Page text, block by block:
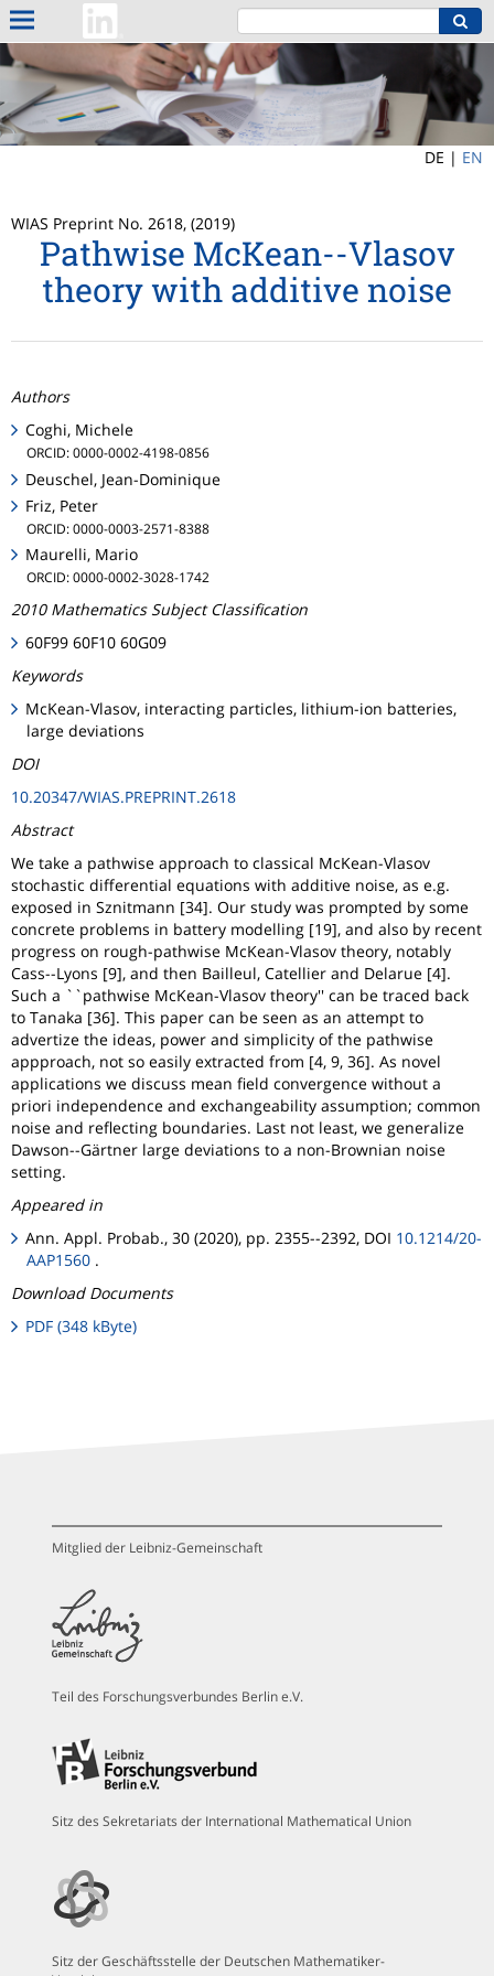
DE | EN
WIAS Preprint No. 2618, (2019)
Pathwise McKean--Vlasov
theory with additive noise
Authors
Coghi, Michele
ORCID: 0000-0002-4198-0856
Deuschel, Jean-Dominique
Friz, Peter
ORCID: 0000-0003-2571-8388
Maurelli, Mario
ORCID: 0000-0002-3028-1742
2010 Mathematics Subject Classification
60F99 60F10 60G09
Keywords
McKean-Vlasov, interacting particles, lithium-ion batteries,
large deviations
DOI
10.20347/WIAS.PREPRINT.2618
Abstract
We take a pathwise approach to classical McKean-Vlasov
stochastic differential equations with additive noise, as e.g.
exposed in Sznitmann [34]. Our study was prompted by some
concrete problems in battery modelling [19], and also by recent
progress on rough-pathwise McKean-Vlasov theory, notably
Cass--Lyons [9], and then Bailleul, Catellier and Delarue [4].
Such a ``pathwise McKean-Vlasov theory'' can be traced back
to Tanaka [36]. This paper can be seen as an attempt to
advertize the ideas, power and simplicity of the pathwise
appproach, not so easily extracted from [4, 9, 36]. As novel
applications we discuss mean field convergence without a
priori independence and exchangeability assumption; common
noise and reflecting boundaries. Last not least, we generalize
Dawson--Gärtner large deviations to a non-Brownian noise
setting.
Appeared in
Ann. Appl. Probab., 30 (2020), pp. 2355--2392, DOI 10.1214/20-
AAP1560 .
Download Documents
PDF (348 kByte)
Mitglied der Leibniz-Gemeinschaft
Teil des Forschungsverbundes Berlin e.V.
Sitz des Sekretariats der International Mathematical Union
Sitz der Geschäftsstelle der Deutschen Mathematiker-